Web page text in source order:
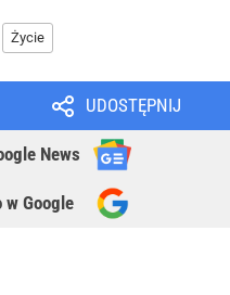
Życie
UDOSTĘPNIJ
News
w Google